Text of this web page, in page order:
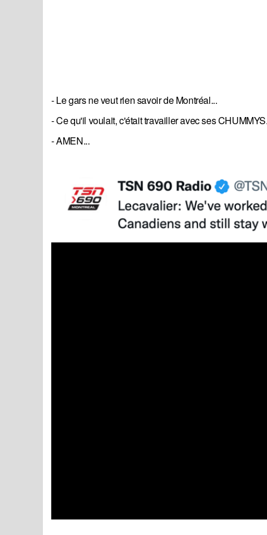
- Le gars ne veut rien savoir de Montréal...
- Ce qu'il voulait, c'était travailler avec ses
- AMEN...